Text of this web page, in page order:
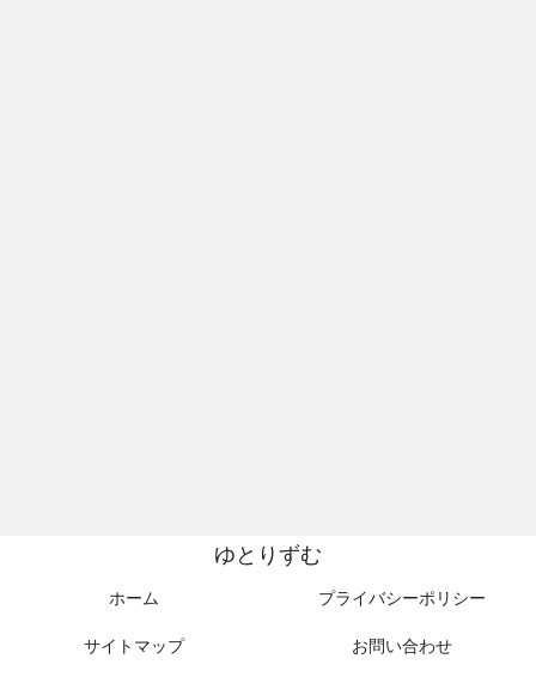
ゆとりずむ
ホーム プライバシーポリシー
サイトマップ お問い合わせ